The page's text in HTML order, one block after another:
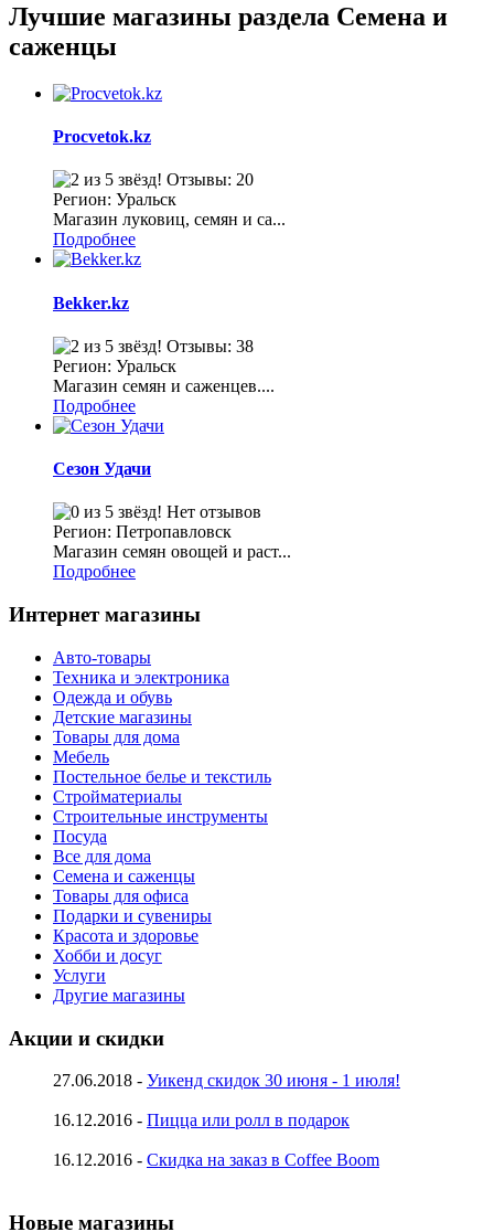
Лучшие магазины раздела Семена и
саженцы
Procvetok.kz
Отзывы: 20
Регион: Уральск
Магазин луковиц, семян и са...
Подробнее
Bekker.kz
Отзывы: 38
Регион: Уральск
Магазин семян и саженцев....
Подробнее
Сезон Удачи
Нет отзывов
Регион: Петропавловск
Магазин семян овощей и раст...
Подробнее
Интернет магазины
Авто-товары
Техника и электроника
Одежда и обувь
Детские магазины
Товары для дома
Мебель
Постельное белье и текстиль
Стройматериалы
Строительные инструменты
Посуда
Все для дома
Семена и саженцы
Товары для офиса
Подарки и сувениры
Красота и здоровье
Хобби и досуг
Услуги
Другие магазины
Акции и скидки
27.06.2018 - Уикенд скидок 30 июня - 1 июля!
16.12.2016 - Пицца или ролл в подарок
16.12.2016 - Скидка на заказ в Coffee Boom
Новые магазины